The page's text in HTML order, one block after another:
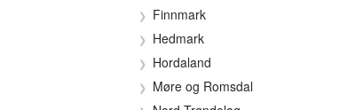
Finnmark
Hedmark
Hordaland
Møre og Romsdal